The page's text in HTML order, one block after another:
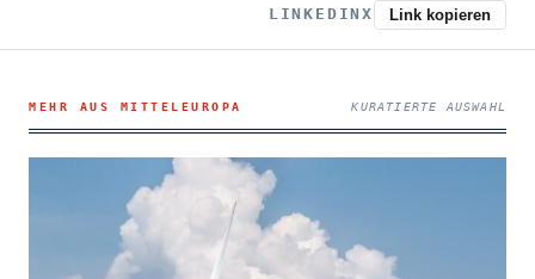
LINKEDINX Link kopieren
MEHR AUS MITTELEUROPA KURATIERTE AUSWAHL